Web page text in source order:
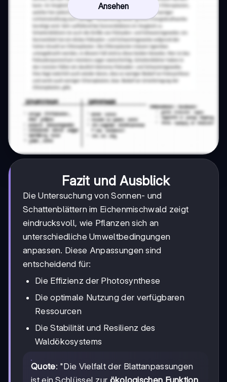
Ansehen
Fazit und Ausblick
Die Untersuchung von Sonnen- und
Schattenblättern im Eichenmischwald zeigt
eindrucksvoll, wie Pflanzen sich an
unterschiedliche Umweltbedingungen
anpassen. Diese Anpassungen sind
entscheidend für:
Die Effizienz der Photosynthese
Die optimale Nutzung der verfügbaren
Ressourcen
Die Stabilität und Resilienz des
Waldökosystems
Quote: "Die Vielfalt der Blattanpassungen